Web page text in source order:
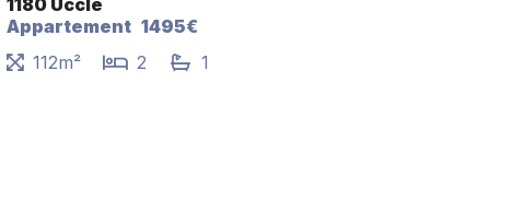
Appartement 1495€
112m²
2 1